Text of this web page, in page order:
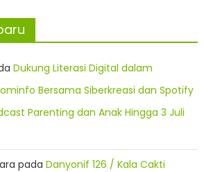
Dukung Literasi Digital dalam
Bersama Siberkreasi dan Spotify
Parenting dan Anak Hingga 3 Juli
pada Danyonif 126 / Kala Cakti